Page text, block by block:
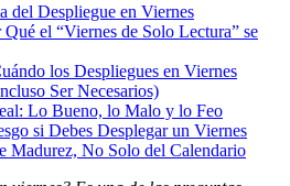
del Despliegue en Viernes
el “Viernes de Solo Lectura” se
los Despliegues en Viernes
Ser Necesarios)
Lo Bueno, lo Malo y lo Feo
si Debes Desplegar un Viernes
Madurez, No Solo del Calendario